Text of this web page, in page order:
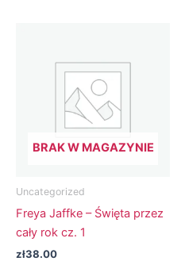
BRAK W MAGAZYNIE
Uncategorized
Freya Jaffke – Święta przez
cały rok cz. 1
zł38.00